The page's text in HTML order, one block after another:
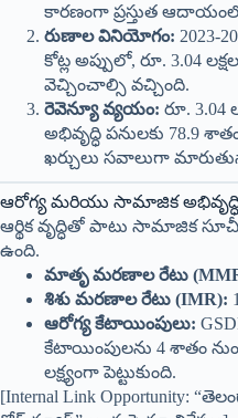
కారణంగా ప్రస్తుత
రుణాల వినియోగం: 2023-
కోట్ల అప్పులో, రూ. 3.04
వెచ్చించాల్సి వచ్చింది.
రెవెన్యూ వ్యయం: రూ. 3.04
అభివృద్ధి పనులకు 78.9
ఖర్చులు సవాలుగా
ఆరోగ్య మరియు సామాజిక
ఆర్థిక వృద్ధితో పాటు సామాజిక
ఉంది.
మాతృ మరణాల రేటు
శిశు మరణాల రేటు (IMR):
ఆరోగ్య కేటాయింపులు:
కేటాయింపులను 4 శాతం
లక్ష్యంగా పెట్టుకుంది.
[Internal Link Opportunity: